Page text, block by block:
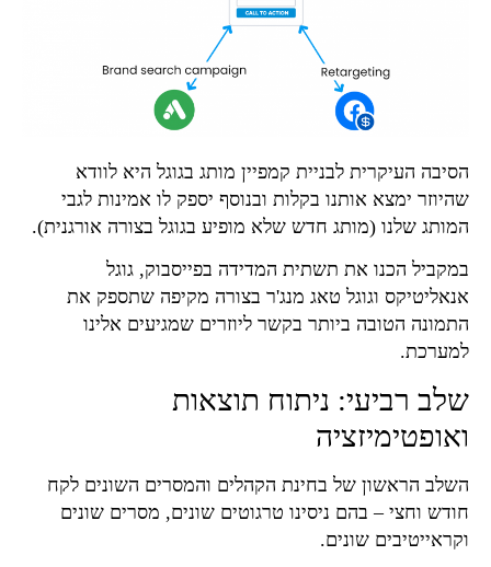
הסיבה העיקרית לבניית קמפיין מותג בגוגל היא לוודא
שהיוזר ימצא אותנו בקלות ובנוסף יספק לו אמינות לגבי
המותג שלנו (מותג חדש שלא מופיע בגוגל בצורה אורגנית).
במקביל הכנו את תשתית המדידה בפייסבוק, גוגל
אנאליטיקס וגוגל טאג מנג'ר בצורה מקיפה שתספק את
התמונה הטובה ביותר בקשר ליוזרים שמגיעים אלינו
למערכת.
שלב רביעי: ניתוח תוצאות
ואופטימיזציה
השלב הראשון של בחינת הקהלים והמסרים השונים לקח
חודש וחצי – בהם ניסינו טרגוטים שונים, מסרים שונים
וקראייטיבים שונים.